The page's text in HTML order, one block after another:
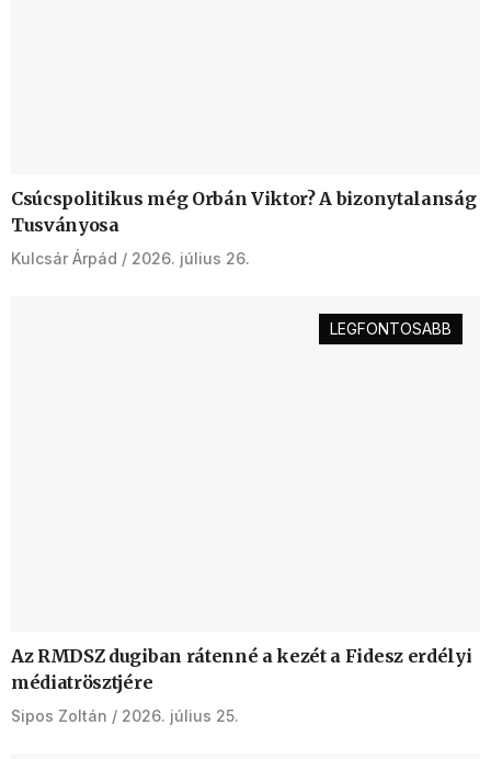
Csúcspolitikus még Orbán Viktor? A bizonytalanság
Tusványosa
Kulcsár Árpád 2026. július 26.
LEGFONTOSABB
Az RMDSZ dugiban rátenné a kezét a Fidesz erdélyi
médiatrösztjére
Sipos Zoltán 2026. július 25.